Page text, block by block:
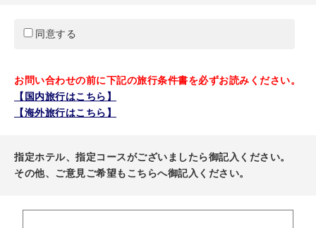
同意する
お問い合わせの前に下記の旅行条件書を必ずお読みください。
【国内旅行はこちら】
【海外旅行はこちら】
指定ホテル、指定コースがございましたら御記入ください。
その他、ご意見ご希望もこちらへ御記入ください。